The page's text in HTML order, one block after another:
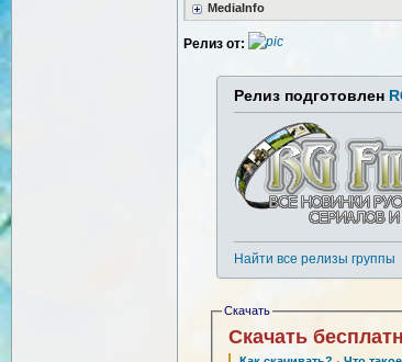
MediaInfo
Релиз от:
Релиз подготовлен
Найти все релизы группы
Скачать
Скачать